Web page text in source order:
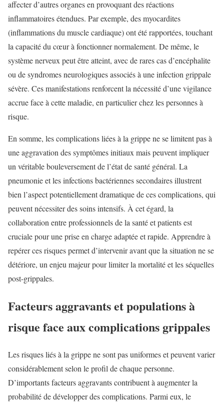
affecter d’autres organes en provoquant des réactions
inflammatoires étendues. Par exemple, des myocardites
(inflammations du muscle cardiaque) ont été rapportées, touchant
la capacité du cœur à fonctionner normalement. De même, le
système nerveux peut être atteint, avec de rares cas d’encéphalite
ou de syndromes neurologiques associés à une infection grippale
sévère. Ces manifestations renforcent la nécessité d’une vigilance
accrue face à cette maladie, en particulier chez les personnes à
risque.
En somme, les complications liées à la grippe ne se limitent pas à
une aggravation des symptômes initiaux mais peuvent impliquer
un véritable bouleversement de l’état de santé général. La
pneumonie et les infections bactériennes secondaires illustrent
bien l’aspect potentiellement dramatique de ces complications, qui
peuvent nécessiter des soins intensifs. À cet égard, la
collaboration entre professionnels de la santé et patients est
cruciale pour une prise en charge adaptée et rapide. Apprendre à
repérer ces risques permet d’intervenir avant que la situation ne se
détériore, un enjeu majeur pour limiter la mortalité et les séquelles
post-grippales.
Facteurs aggravants et populations à
risque face aux complications grippales
Les risques liés à la grippe ne sont pas uniformes et peuvent varier
considérablement selon le profil de chaque personne.
D’importants facteurs aggravants contribuent à augmenter la
probabilité de développer des complications. Parmi eux, le